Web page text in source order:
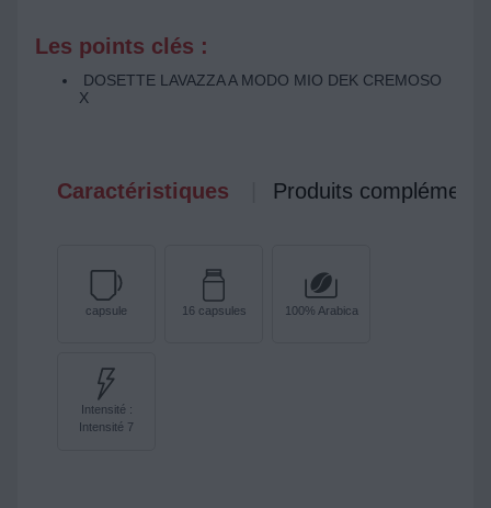
Les points clés :
DOSETTE LAVAZZA A MODO MIO DEK CREMOSO
X
Caractéristiques Produits
capsule 16 capsules 100% Arabica
Intensité :
Intensité 7